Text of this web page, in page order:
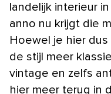
landelijk interieur
anno nu krijgt die
Hoewel je hier
de stijl meer
vintage en zelfs
hier meer terug in